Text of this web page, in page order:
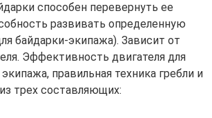
способен перевернуть ее
развивать определенную
байдарки-экипажа). Зависит от
Эффективность двигателя для
правильная техника гребли и
трех составляющих: